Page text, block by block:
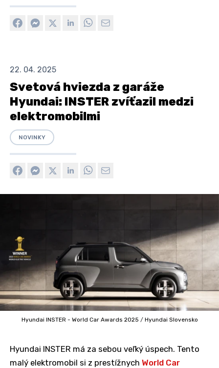
22. 04. 2025
Svetová hviezda z garáže
Hyundai: INSTER zvíťazil medzi
elektromobilmi
NOVINKY
Hyundai INSTER - World Car Awards 2025 / Hyundai Slovensko
Hyundai INSTER má za sebou veľký úspech. Tento
malý elektromobil si z prestížnych World Car